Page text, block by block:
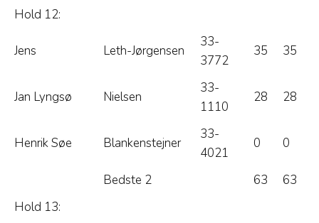
Hold 12:
Jens Leth-Jørgensen
33-
3772
35 35
Jan Lyngsø Nielsen
33-
1110
28 28
Henrik Søe Blankenstejner
33-
4021
0 0
Bedste 2 63
63
Hold 13: